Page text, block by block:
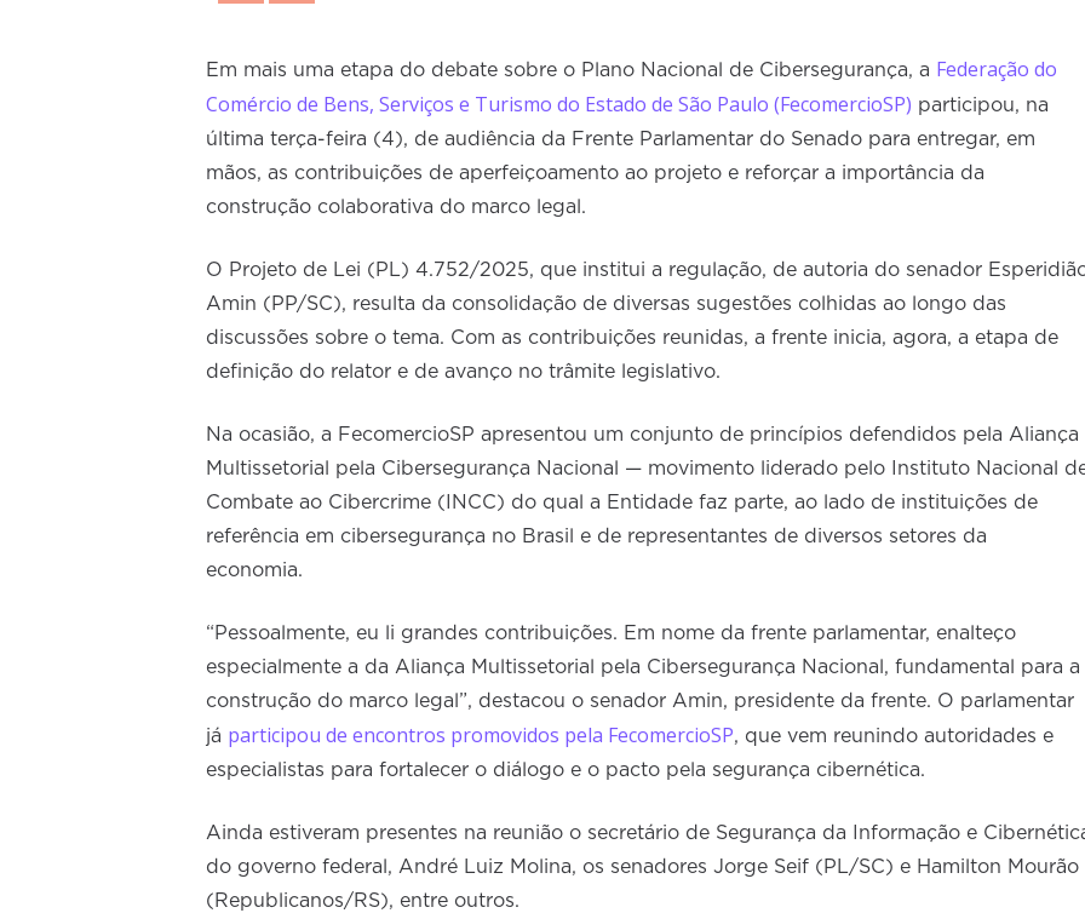
Em mais uma etapa do debate sobre o Plano Nacional de Cibersegurança, a Federação do
Comércio de Bens, Serviços e Turismo do Estado de São Paulo (FecomercioSP) participou, na
última terça-feira (4), de audiência da Frente Parlamentar do Senado para entregar, em
mãos, as contribuições de aperfeiçoamento ao projeto e reforçar a importância da
construção colaborativa do marco legal.
O Projeto de Lei (PL) 4.752/2025, que institui a regulação, de autoria do senador
Amin (PP/SC), resulta da consolidação de diversas sugestões colhidas ao longo das
discussões sobre o tema. Com as contribuições reunidas, a frente inicia, agora, a etapa de
definição do relator e de avanço no trâmite legislativo.
Na ocasião, a FecomercioSP apresentou um conjunto de princípios defendidos pela Aliança
Multissetorial pela Cibersegurança Nacional — movimento liderado pelo Instituto Nacional
Combate ao Cibercrime (INCC) do qual a Entidade faz parte, ao lado de instituições de
referência em cibersegurança no Brasil e de representantes de diversos setores da
economia.
“Pessoalmente, eu li grandes contribuições. Em nome da frente parlamentar, enalteço
especialmente a da Aliança Multissetorial pela Cibersegurança Nacional, fundamental para a
construção do marco legal”, destacou o senador Amin, presidente da frente. O parlamentar
já participou de encontros promovidos pela FecomercioSP, que vem reunindo autoridades e
especialistas para fortalecer o diálogo e o pacto pela segurança cibernética.
Ainda estiveram presentes na reunião o secretário de Segurança da Informação e
do governo federal, André Luiz Molina, os senadores Jorge Seif (PL/SC) e Hamilton Mourão
(Republicanos/RS), entre outros.